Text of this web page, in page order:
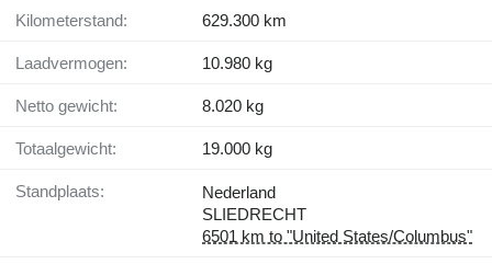
Kilometerstand: 629.300 km
Laadvermogen: 10.980 kg
Netto gewicht: 8.020 kg
Totaalgewicht: 19.000 kg
Standplaats:
Nederland
SLIEDRECHT
6501 km to "United States/Columbus"